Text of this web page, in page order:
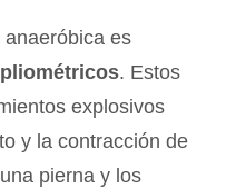
es
. Estos
explosivos
y la contracción de
pierna y los